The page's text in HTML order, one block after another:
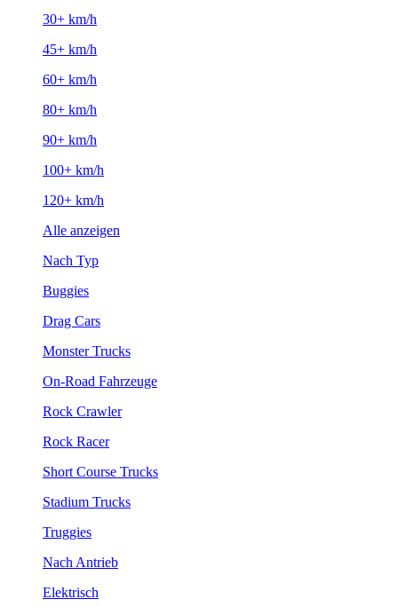
30+ km/h
45+ km/h
60+ km/h
80+ km/h
90+ km/h
100+ km/h
120+ km/h
Alle anzeigen
Nach Typ
Buggies
Drag Cars
Monster Trucks
On-Road Fahrzeuge
Rock Crawler
Rock Racer
Short Course Trucks
Stadium Trucks
Truggies
Nach Antrieb
Elektrisch